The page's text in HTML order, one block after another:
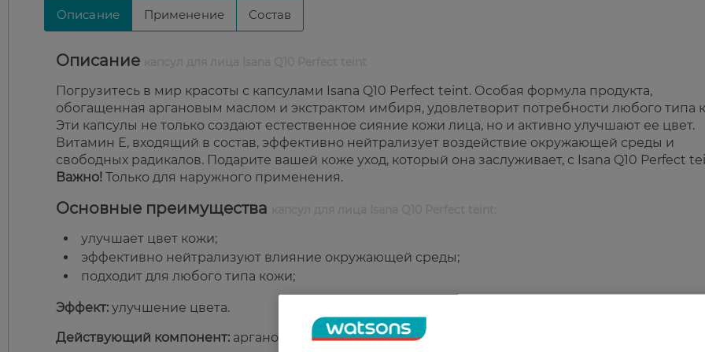
Описание Применение Состав
Описание
Погрузитесь в мир красоты с капсулами Isana Q10 Perfect teint. Особая формула продукта,
обогащенная аргановым маслом и экстрактом имбиря, удовлетворит потребности любого типа
Эти капсулы не только создают естественное сияние кожи лица, но и активно улучшают ее цвет.
Витамин Е, входящий в состав, эффективно нейтрализует воздействие окружающей среды и
свободных радикалов. Подарите вашей коже уход, который она заслуживает, с Isana Q10 Perfect
Важно! Только для наружного применения.
Основные преимущества
улучшает цвет кожи;
эффективно нейтрализуют влияние окружающей среды;
подходит для любого типа кожи;
Эффект: улучшение цвета.
Действующий компонент: аргановое масло, экстракт имбиря, витамин Е.